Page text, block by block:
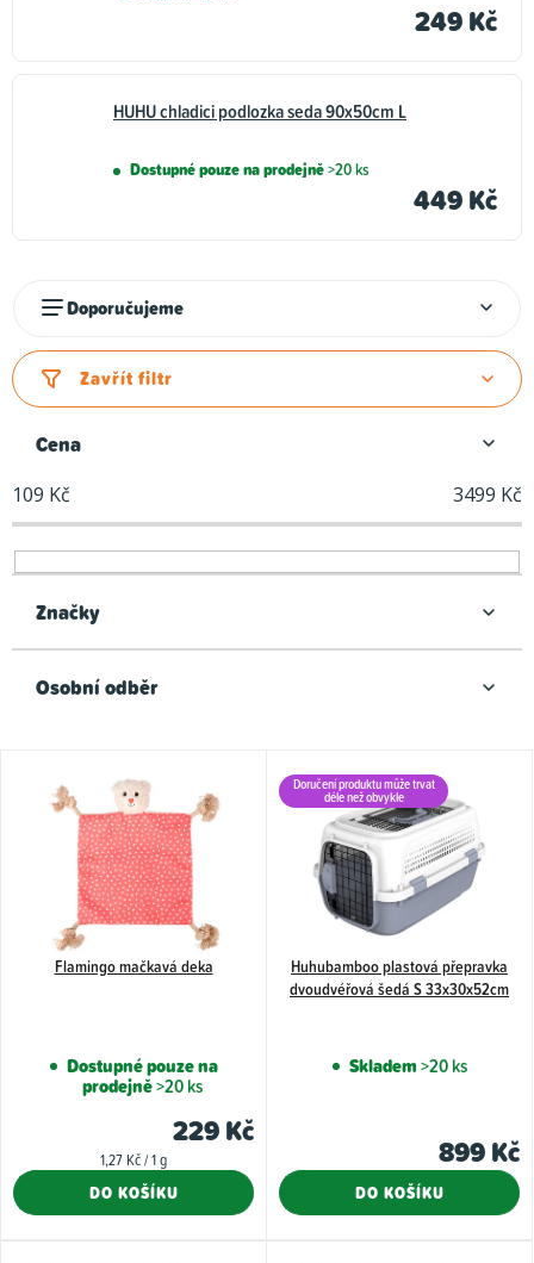
249 Kč
HUHU chladici podlozka seda 90x50cm L
Dostupné pouze na prodejně>20 ks
449 Kč
z
e
í
p
r
o
u
Doporučujeme
Zavřít filtr
Cena
109 Kč 3499 Kč
Značky
Osobní odběr
ů
Flamingo mačkavá deka
Dostupné pouze na
prodejně>20 ks
229 Kč
Měrná
1,27 Kč / 1 g
DO KOŠÍKU
Doručení produktu může trvat
déle než obvykle
Huhubamboo plastová přepravka
dvoudvéřová šedá S 33x30x52cm
Skladem>20 ks
899 Kč
DO KOŠÍKU